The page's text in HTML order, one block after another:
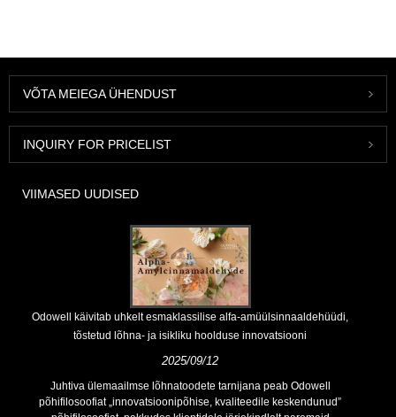
VÕTA MEIEGA ÜHENDUST
INQUIRY FOR PRICELIST
VIIMASED UUDISED
Odowell käivitab uhkelt esmaklassilise alfa-amüülsinnaaldehüüdi,
tõstetud lõhna- ja isikliku hoolduse innovatsiooni
2025/09/12
Juhtiva ülemaailmse lõhnatoodete tarnijana peab Odowell
põhifilosoofiat „innovatsioonipõhise, kvaliteedile keskendunud”